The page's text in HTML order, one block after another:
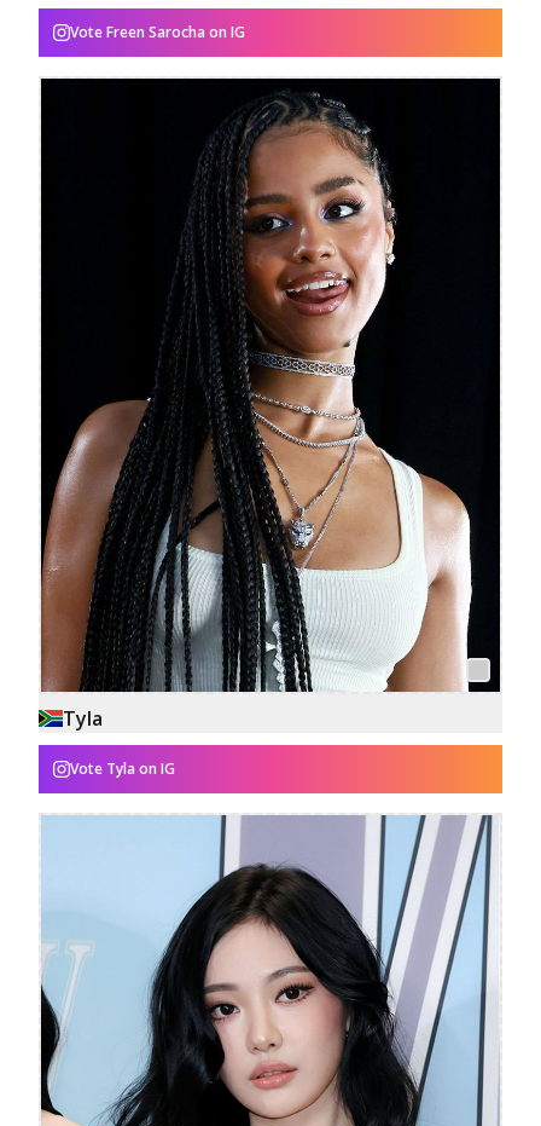
VoteFreen Sarocha on IG
Tyla
Vote Tyla on IG